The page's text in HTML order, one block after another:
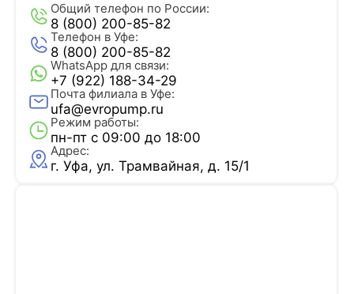
Общий телефон по России:
8 (800) 200-85-82
Телефон в Уфе:
8 (800) 200-85-82
WhatsApp для связи:
+7 (922) 188-34-29
Почта филиала в Уфе:
ufa@evropump.ru
Режим работы:
пн-пт с 09:00 до 18:00
Адрес:
г. Уфа, ​ул. Трамвайная, д. 15/1